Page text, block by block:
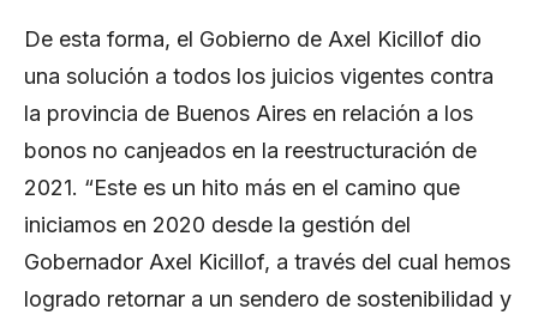
De esta forma, el Gobierno de Axel Kicillof dio
una solución a todos los juicios vigentes contra
la provincia de Buenos Aires en relación a los
bonos no canjeados en la reestructuración de
2021. “Este es un hito más en el camino que
iniciamos en 2020 desde la gestión del
Gobernador Axel Kicillof, a través del cual hemos
logrado retornar a un sendero de sostenibilidad y